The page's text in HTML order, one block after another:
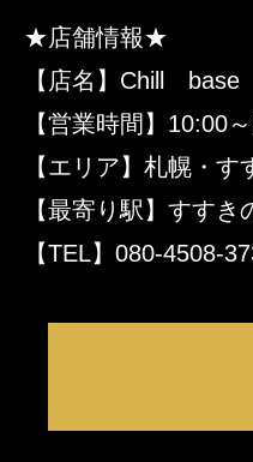
★店舗情報★
【店名】Chill base
【営業時間】10:00
【エリア】札幌・す
【最寄り駅】すす
【TEL】080-4508-